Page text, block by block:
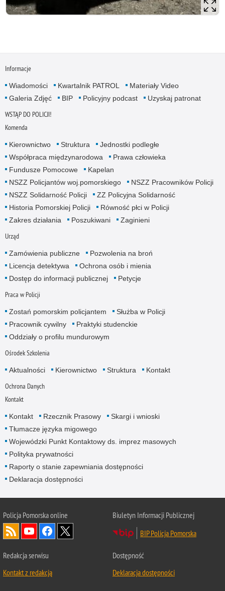
Informacje
Wiadomości Kwartalnik PATROL
Materiały Video
Galeria Zdjęć
BIP Policyjny podcast Uzyskaj patronat
WSTĄP DO POLICJI!
Komenda
Kierownictwo Struktura
Jednostki podległe
Współpraca międzynarodowa
Prawa człowieka
Fundusze Pomocowe
Kapelan
NSZZ Policjantów woj.pomorskiego
NSZZ Pracowników Policji
NSZZ Solidarność Policji
ZZ Policyjna Solidarność
Historia Pomorskiej Policji
Równość płci w Policji
Zakres działania
Poszukiwani Zaginieni
Urząd
Zamówienia publiczne
Pozwolenia na broń
Licencja detektywa
Ochrona osób i mienia
Dostęp do informacji publicznej
Petycje
Praca w Policji
Zostań pomorskim policjantem
Służba w Policji
Pracownik cywilny
Praktyki studenckie
Oddziały o profilu mundurowym
Ośrodek Szkolenia
Aktualności Kierownictwo Struktura Kontakt
Ochrona Danych
Kontakt
Kontakt Rzecznik Prasowy
Skargi i wnioski
Tłumacze języka migowego
Wojewódzki Punkt Kontaktowy ds. imprez masowych
Polityka prywatności
Raporty o stanie zapewniania dostępności
Deklaracja dostępności
Policja Pomorska online
Biuletyn Informacji Publicznej
BIP Policja Pomorska
Redakcja serwisu
Kontakt z redakcją
Dostępność
Deklaracja dostępności